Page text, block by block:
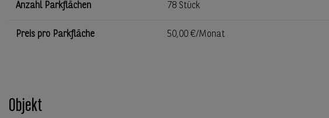
Anzahl Parkflächen 78 Stück
Preis pro Parkfläche 50,00 €/Monat
Objekt